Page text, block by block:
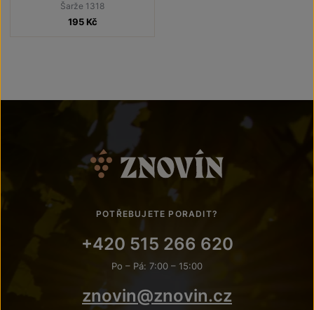
Šarže 1318
195 Kč
POTŘEBUJETE PORADIT?
+420 515 266 620
Po – Pá: 7:00 – 15:00
znovin@znovin.cz